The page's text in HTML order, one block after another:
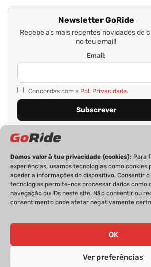
Damos valor à tua privacidade (cookies): Para
experiências, usamos tecnologias como cookies
aceder a informações do dispositivo. Consentir o
tecnologias permite-nos processar dados como
navegação ou IDs neste site. Não consentir ou
consentimento pode afetar negativamente
OK
Ver preferências
Newsletter GoRide
Recebe as mais recentes novidades de
no teu email!
Email:
Concordas com a Pol. Privacidade.
PRIVACIDADE FICHA TÉCNICA